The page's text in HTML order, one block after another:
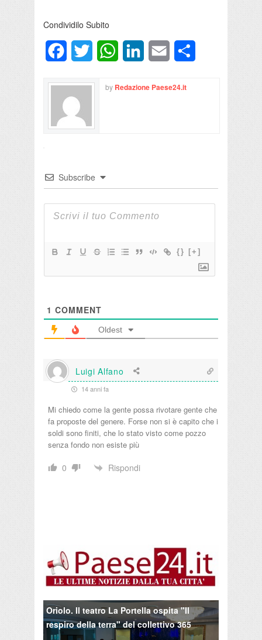
Condividilo Subito
FacebookTwitter WhatsAppLinkedInEmail
by Redazione Paese24.it
Subscribe
{} [+]
1 COMMENT
Oldest
Luigi Alfano
14 anni fa
Mi chiedo come la gente possa rivotare gente che
fa proposte del genere. Forse non si è capito che i
soldi sono finiti, che lo stato visto come pozzo
senza fondo non esiste più
0 Rispondi
Oriolo. Il teatro La Portella ospita "Il
respiro della terra" del collettivo 365